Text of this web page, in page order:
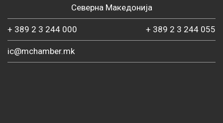
Северна Македонија
+ 389 2 3 244 000 + 389 2 3 244 055
ic@mchamber.mk